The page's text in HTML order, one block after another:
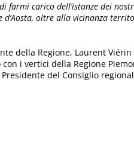
farmi carico dell’istanze dei
oltre alla vicinanza
della Regione, Laurent
i vertici della Regione
del Consiglio